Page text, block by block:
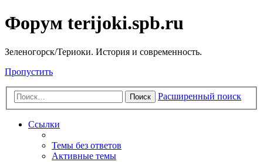
Форум terijoki.spb.ru
Зеленогорск/Териоки. История и современность.
Пропустить
Поиск Расширенный поиск
Ссылки
Темы без ответов
Активные темы